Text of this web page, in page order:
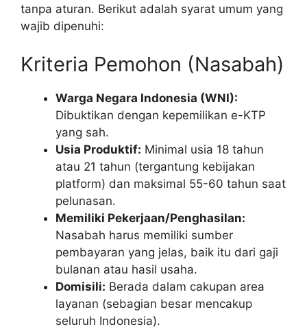
tanpa aturan. Berikut adalah syarat umum yang
wajib dipenuhi:
Kriteria Pemohon (Nasabah)
Warga Negara Indonesia (WNI):
Dibuktikan dengan kepemilikan e-KTP
yang sah.
Usia Produktif: Minimal usia 18 tahun
atau 21 tahun (tergantung kebijakan
platform) dan maksimal 55-60 tahun saat
pelunasan.
Memiliki Pekerjaan/Penghasilan:
Nasabah harus memiliki sumber
pembayaran yang jelas, baik itu dari gaji
bulanan atau hasil usaha.
Domisili: Berada dalam cakupan area
layanan (sebagian besar mencakup
seluruh Indonesia).